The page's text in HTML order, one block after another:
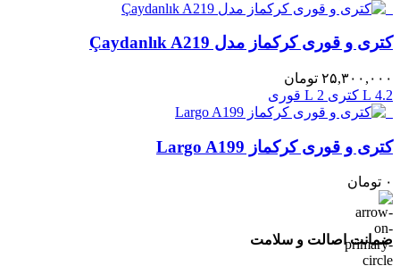
کتری و قوری کرکماز مدل Çaydanlık A219
۲۵,۳۰۰,۰۰۰ تومان
4.2 L کتری
2 L قوری
کتری و قوری کرکماز Largo A199
۰ تومان
ضمانت اصالت و سلامت